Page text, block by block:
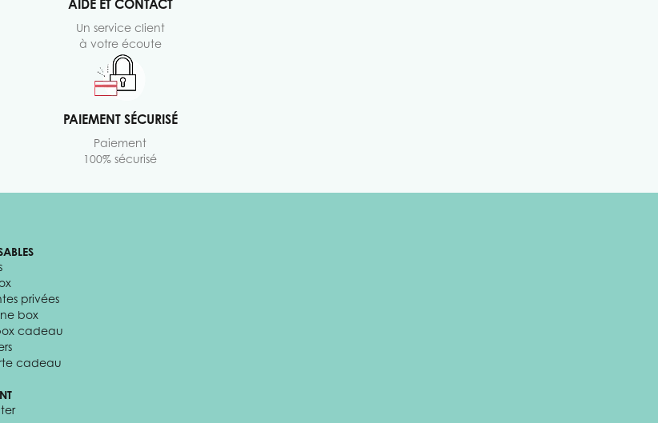
AIDE ET CONTACT
Un service client
à votre écoute
PAIEMENT SÉCURISÉ
Paiement
100% sécurisé
privées
box
cadeau
cadeau